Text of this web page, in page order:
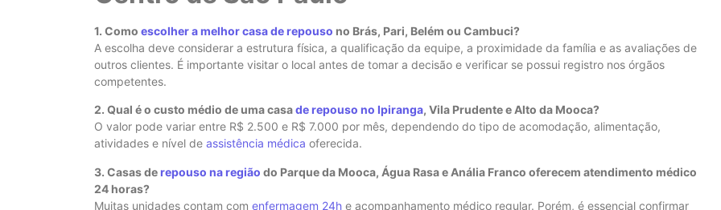
1. Como escolher a melhor casa de repouso no Brás, Pari, Belém ou Cambuci?
A escolha deve considerar a estrutura física, a qualificação da equipe, a proximidade da família e as avaliações de
outros clientes. É importante visitar o local antes de tomar a decisão e verificar se possui registro nos órgãos
competentes.
2. Qual é o custo médio de uma casade repouso no Ipiranga, Vila Prudente e Alto da Mooca?
O valor pode variar entre R$ 2.500 e R$ 7.000 por mês, dependendo do tipo de acomodação, alimentação,
atividades e nível de assistência médica oferecida.
3. Casas derepouso na região do Parque da Mooca, Água Rasa e Anália Franco oferecem atendimento médico
24 horas?
Muitas unidades contam com enfermagem 24h e acompanhamento médico regular. Porém, é essencial confirmar